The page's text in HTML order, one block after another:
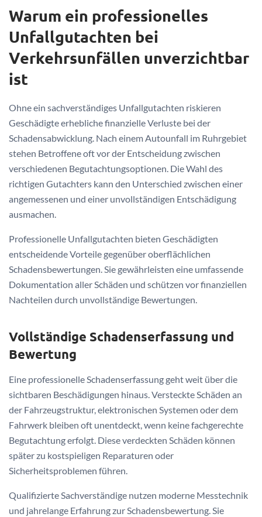
Warum ein professionelles
Unfallgutachten bei
Verkehrsunfällen unverzichtbar
ist
Ohne ein sachverständiges Unfallgutachten riskieren
Geschädigte erhebliche finanzielle Verluste bei der
Schadensabwicklung. Nach einem Autounfall im Ruhrgebiet
stehen Betroffene oft vor der Entscheidung zwischen
verschiedenen Begutachtungsoptionen. Die Wahl des
richtigen Gutachters kann den Unterschied zwischen einer
angemessenen und einer unvollständigen Entschädigung
ausmachen.
Professionelle Unfallgutachten bieten Geschädigten
entscheidende Vorteile gegenüber oberflächlichen
Schadensbewertungen. Sie gewährleisten eine umfassende
Dokumentation aller Schäden und schützen vor finanziellen
Nachteilen durch unvollständige Bewertungen.
Vollständige Schadenserfassung und
Bewertung
Eine professionelle Schadenserfassung geht weit über die
sichtbaren Beschädigungen hinaus. Versteckte Schäden an
der Fahrzeugstruktur, elektronischen Systemen oder dem
Fahrwerk bleiben oft unentdeckt, wenn keine fachgerechte
Begutachtung erfolgt. Diese verdeckten Schäden können
später zu kostspieligen Reparaturen oder
Sicherheitsproblemen führen.
Qualifizierte Sachverständige nutzen moderne Messtechnik
und jahrelange Erfahrung zur Schadensbewertung. Sie